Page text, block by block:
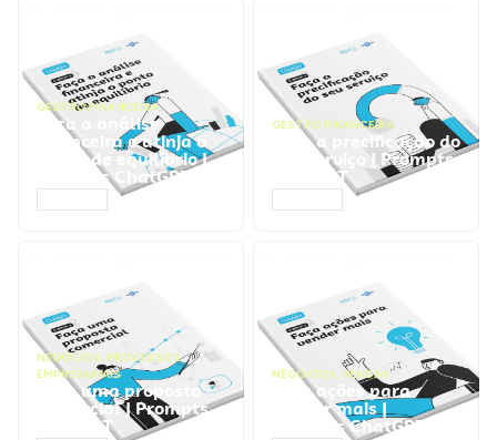
GESTÃO FINANCEIRA
Faça a análise
financeira e atinja o
ponto de equilíbrio |
Prompts ChatGPT
GESTÃO FINANCEIRA
Faça a precificação do
seu serviço | Prompts
ChatGPT
NEGÓCIOS, PROCESSOS
EMPRESARIAIS
Faça uma proposta
comercial | Prompts
ChatGPT
NEGÓCIOS, VENDAS
Faça ações para
vender mais |
Prompts ChatGPT